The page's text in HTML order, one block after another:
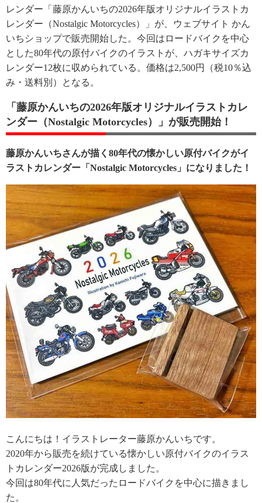
レンダー「藤原かんいちの2026年版オリジナルイラストカ
レンダー（Nostalgic Motorcycles）」が、ウェブサイト かん
いちショップで販売開始した。今回はロードバイクを中心
とした80年代の原付バイクのイラストが、ハガキサイズカ
レンダー12枚に収められている。価格は2,500円（税10％込
み・送料別）となる。
「藤原かんいちの2026年版オリジナルイラストカレ
ンダー（Nostalgic Motorcycles）」が販売開始！
藤原かんいちさんが描く80年代の懐かしい原付バイクがイ
ラストカレンダー「Nostalgic Motorcycles」になりました！
こんにちは！イラストレーター藤原かんいちです。
2020年から販売を続けている懐かしい原付バイクのイラス
トカレンダー2026版が完成しました。
今回は80年代に人気だったロードバイクを中心に描きまし
た。